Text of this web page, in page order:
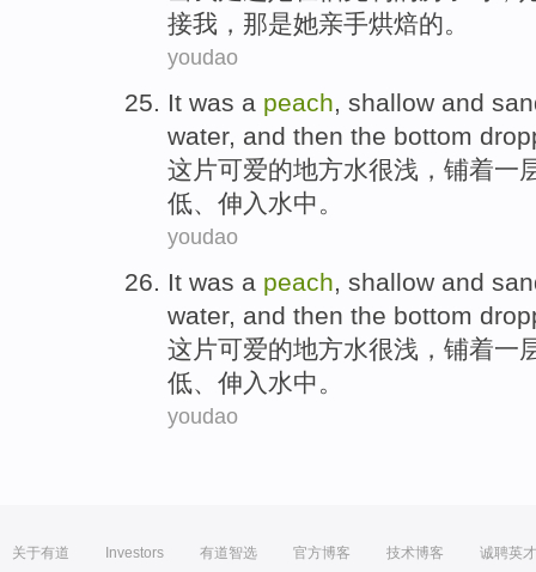
接我，那是她亲手烘焙的。
youdao
It was a peach, shallow and
water, and then the bottom
这 片可爱的地方水很浅 ，铺着一
低、伸入水中。
youdao
It was a peach, shallow and
water, and then the bottom
这 片可爱的地方水很浅 ，铺着一
低、伸入水中。
youdao
关于有道 Investors 有道智选 官方博客 技术博客 诚聘英才